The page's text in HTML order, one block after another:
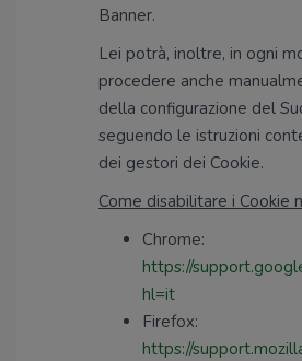
Banner.
Lei potrà, inoltre, in ogni
procedere anche
della configurazione del
seguendo le istruzioni
dei gestori dei Cookie.
Come disabilitare i Cookie
Chrome:
https://
hl=it
Firefox:
https://